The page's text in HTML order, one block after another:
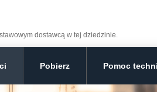
dostawcą w tej dziedzinie.
Pobierz Pomoc